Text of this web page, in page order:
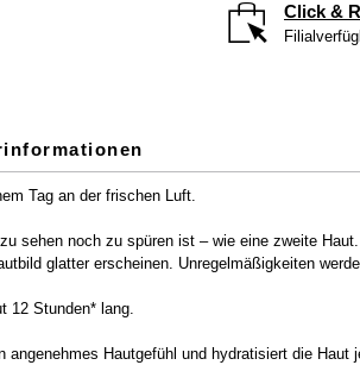
Click &
Tag an der frischen Luft.
sehen noch zu spüren ist – wie eine zweite Haut.
glatter erscheinen. Unregelmäßigkeiten
12 Stunden* lang.
Hautgefühl und hydratisiert die Haut